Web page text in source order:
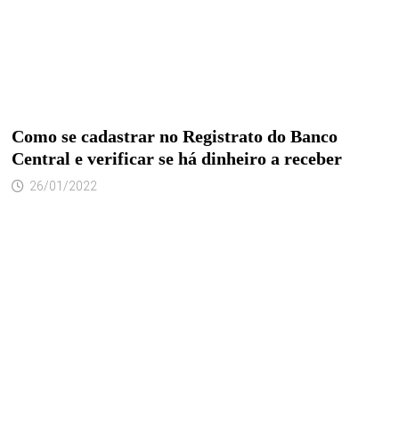
Como se cadastrar no Registrato do Banco
Central e verificar se há dinheiro a receber
26/01/2022